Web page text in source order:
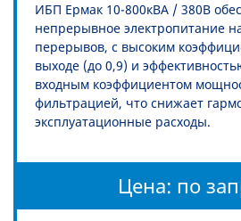
ИБП Ермак 10-800кВА / 380В
непрерывное электропитание
перерывов, с высоким
выходе (до 0,9) и
входным коэффициентом
фильтрацией, что снижает
эксплуатационные расходы.
Цена: по